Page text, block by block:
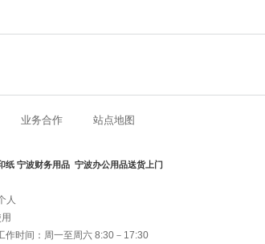
业务合作 站点地图
纸 宁波财务用品 宁波办公用品送货上门
人
时间：周一至周六 8:30－17:30